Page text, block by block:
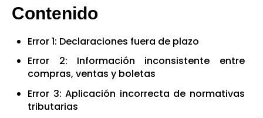
Contenido
Error 1: Declaraciones fuera de plazo
Error 2: Información inconsistente entre
compras, ventas y boletas
Error 3: Aplicación incorrecta de normativas
tributarias